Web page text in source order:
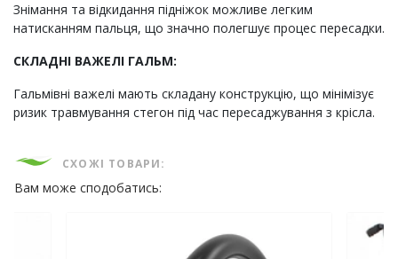
Знімання та відкидання підніжок можливе легким
натисканням пальця, що значно полегшує процес пересадки.
СКЛАДНІ ВАЖЕЛІ ГАЛЬМ:
Гальмівні важелі мають складану конструкцію, що мінімізує
ризик травмування стегон під час пересаджування з крісла.
СХОЖІ ТОВАРИ:
Вам може сподобатись: